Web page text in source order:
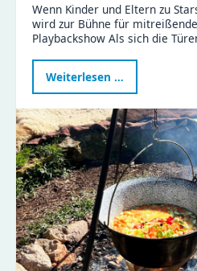
Wenn Kinder und Eltern zu
wird zur Bühne für
Playbackshow Als sich die
Weiterlesen …
im
–
ein
verbindender
Nachmittag
voller
Magie